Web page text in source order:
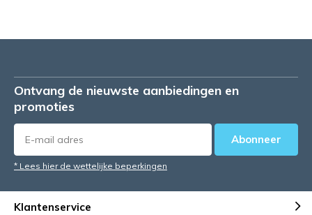
Ontvang de nieuwste aanbiedingen en
promoties
Abonneer
* Lees hier de wettelijke beperkingen
Klantenservice